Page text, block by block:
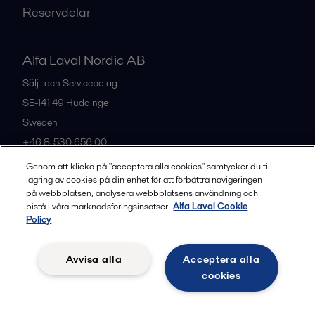
Reservdelar
Alfa Laval Nordic AB
Sälj- och Servicebolag
SE-141 49 Huddinge
Sweden
+46 8-530 656 00
Alla kontor och partners
Legal terms and conditions
Community guidelines
Genom att klicka på "acceptera alla cookies" samtycker du till
lagring av cookies på din enhet för att förbättra navigeringen
på webbplatsen, analysera webbplatsens användning och
bistå i våra marknadsföringsinsatser. Alfa Laval Cookie
Policy
Acceptera alla
cookies
Avvisa alla